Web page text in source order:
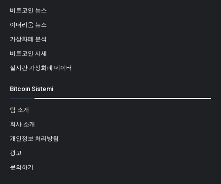
비트코인 뉴스
이더리움 뉴스
가상화폐 분석
비트코인 시세
실시간 가상화폐 데이터
Bitcoin Sistemi
팀 소개
회사 소개
개인정보 처리방침
광고
문의하기